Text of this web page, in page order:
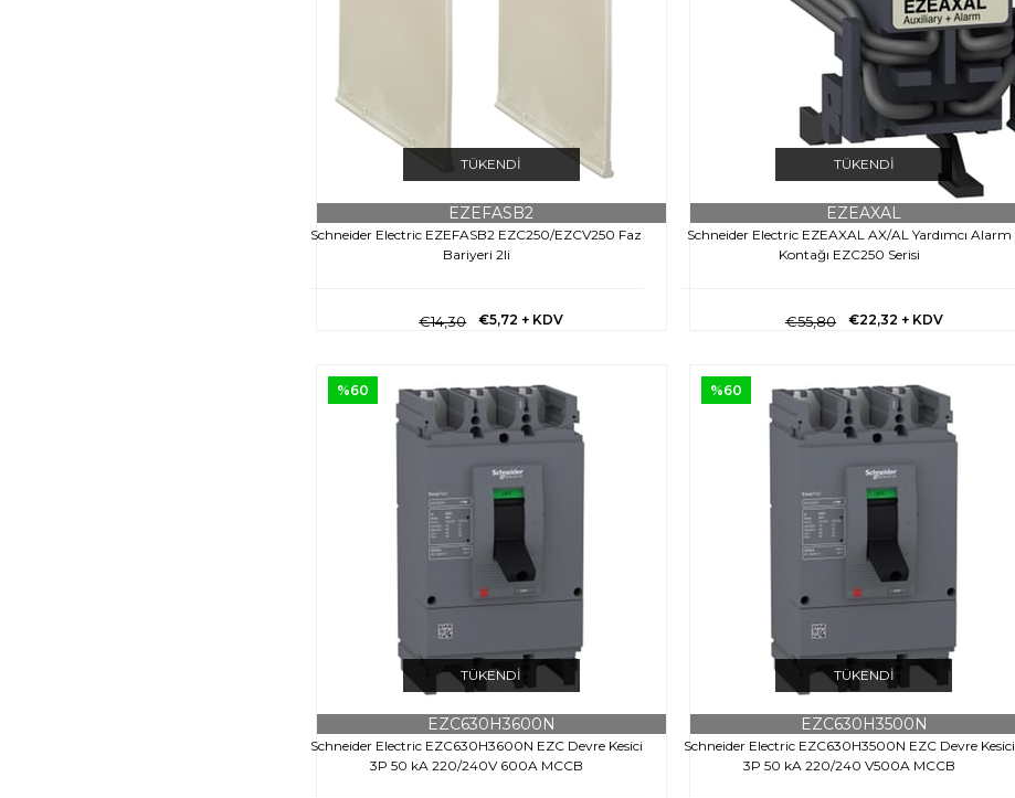
TÜKENDI
Schneider Electric EZEFASB2 EZC250/EZCV250 Faz
Bariyeri 2li
EZEFASB2
€5,72+ KDV
€14,30
TÜKENDI
Schneider Electric EZEAXAL AX/AL Yardımcı Alarm
Kontağı EZC250 Serisi
EZEAXAL
€22,32 + KDV
€55,80
TÜKENDI
Schneider Electric EZC630H3600N EZC Devre Kesici
3P 50 kA 220/240V 600A MCCB
EZC630H3600N
%60
TÜKENDI
Schneider Electric EZC630H3500N EZC Devre Kesici
3P 50 kA 220/240 V500A MCCB
EZC630H3500N
%60